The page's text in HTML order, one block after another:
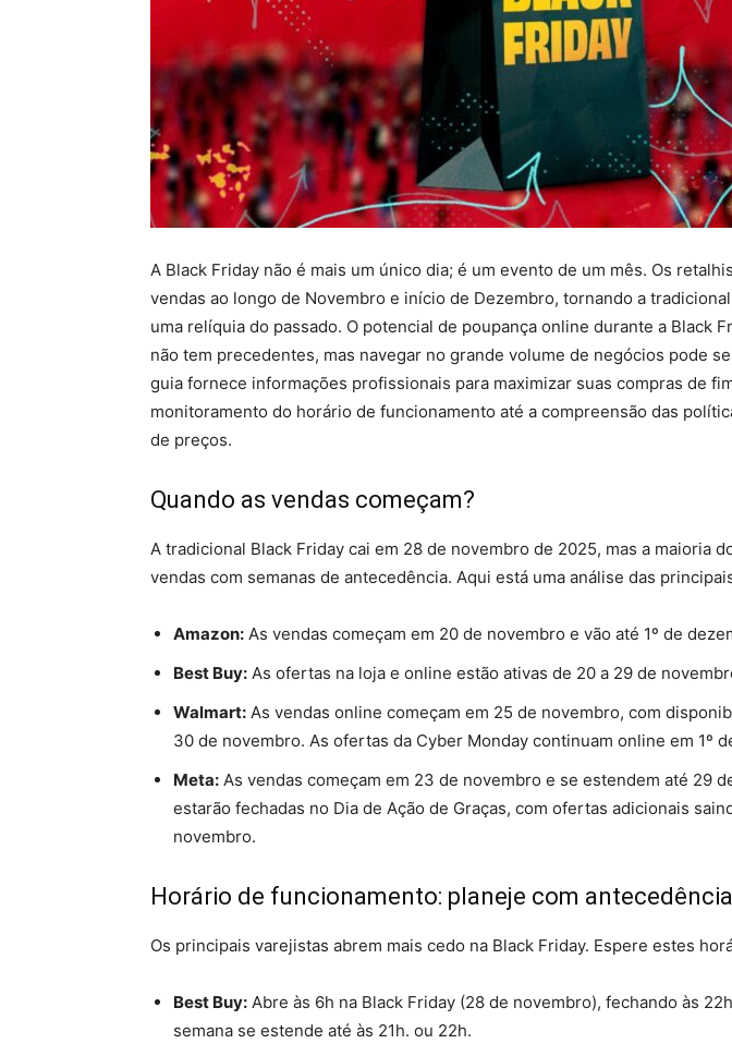
A Black Friday não é mais um único dia; é um evento de um mês. Os
vendas ao longo de Novembro e início de Dezembro, tornando a
uma relíquia do passado. O potencial de poupança online durante a Black
não tem precedentes, mas navegar no grande volume de negócios pode
guia fornece informações profissionais para maximizar suas compras de
monitoramento do horário de funcionamento até a compreensão das
de preços.
Quando as vendas começam?
A tradicional Black Friday cai em 28 de novembro de 2025, mas a maioria
vendas com semanas de antecedência. Aqui está uma análise das
Amazon: As vendas começam em 20 de novembro e vão até 1º de
Best Buy: As ofertas na loja e online estão ativas de 20 a 29 de
Walmart: As vendas online começam em 25 de novembro, com
30 de novembro. As ofertas da Cyber ​​​​Monday continuam online em 1º
Meta: As vendas começam em 23 de novembro e se estendem até 29
estarão fechadas no Dia de Ação de Graças, com ofertas adicionais
novembro.
Horário de funcionamento: planeje com antecedência
Os principais varejistas abrem mais cedo na Black Friday. Espere estes
Best Buy: Abre às 6h na Black Friday (28 de novembro), fechando às
semana se estende até às 21h. ou 22h.